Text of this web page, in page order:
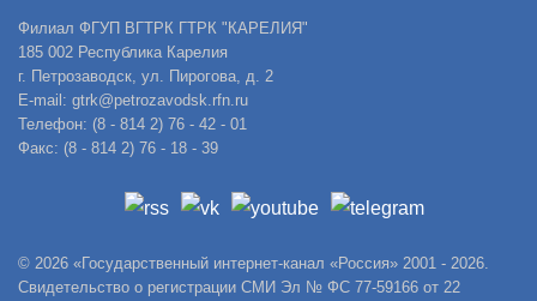
Филиал ФГУП ВГТРК ГТРК "КАРЕЛИЯ"
185 002 Республика Карелия
г. Петрозаводск, ул. Пирогова, д. 2
E-mail: gtrk@petrozavodsk.rfn.ru
Телефон: (8 - 814 2) 76 - 42 - 01
Факс: (8 - 814 2) 76 - 18 - 39
© 2026 «Государственный интернет-канал «Россия» 2001 - 2026.
Свидетельство о регистрации СМИ Эл № ФС 77-59166 от 22